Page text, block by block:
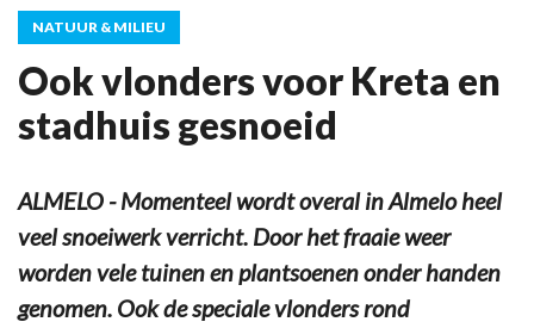
NATUUR & MILIEU
Ook vlonders voor Kreta en
stadhuis gesnoeid
ALMELO - Momenteel wordt overal in Almelo heel
veel snoeiwerk verricht. Door het fraaie weer
worden vele tuinen en plantsoenen onder handen
genomen. Ook de speciale vlonders rond